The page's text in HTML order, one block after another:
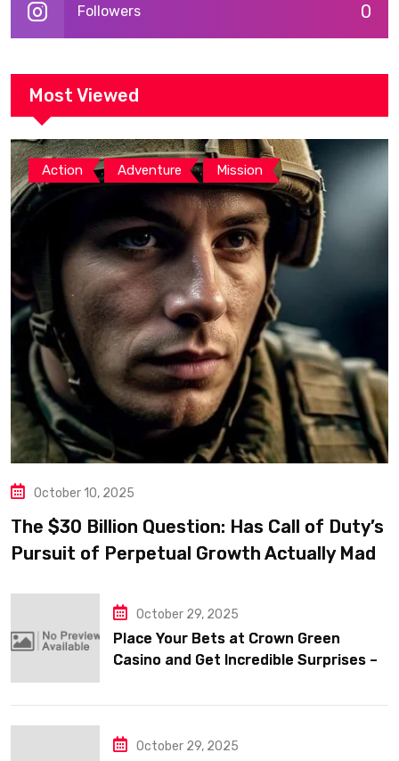
0
Followers
Most Viewed
Action , Adventure , Mission
October 10, 2025
The $30 Billion Question: Has Call of Duty’s
Pursuit of Perpetual Growth Actually Made
October 29, 2025
Place Your Bets at Crown Green
Casino and Get Incredible Surprises –
October 29, 2025